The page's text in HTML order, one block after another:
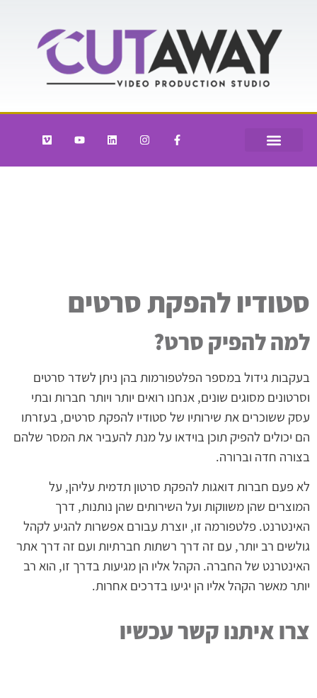
סטודיו להפקת סרטים
למה להפיק סרט?
בעקבות גידול במספר הפלטפורמות בהן ניתן לשדר סרטים
וסרטונים מסוגים שונים, אנחנו רואים יותר ויותר חברות ובתי
עסק ששוכרים את שירותיו של סטודיו להפקת סרטים, בעזרתו
הם יכולים להפיק תוכן בוידאו על מנת להעביר את המסר שלהם
בצורה חדה וברורה.
לא פעם חברות דואגות להפקת סרטון תדמית עליהן, על
המוצרים שהן משווקות ועל השירותים שהן נותנות, דרך
האינטרנט. פלטפורמה זו, יוצרת עבורם אפשרות להגיע לקהל
גולשים רב יותר, עם זה דרך רשתות חברתיות ועם זה דרך אתר
האינטרנט של החברה. הקהל אליו הן מגיעות בדרך זו, הוא רב
יותר מאשר הקהל אליו הן יגיעו בדרכים אחרות.
צרו איתנו קשר עכשיו